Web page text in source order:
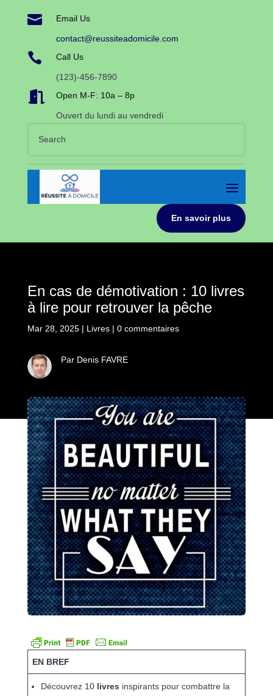
 Email Us
contact@reussiteadomicile.com
 Call Us
(123)-456-7890
 Open M-F: 10a – 8p
Ouvert du lundi au vendredi
En savoir plus
En cas de démotivation : 10 livres
à lire pour retrouver la pêche
Mar 28, 2025| Livres| 0 commentaires
Par Denis FAVRE
EN BREF
Découvrez 10 livres inspirants pour combattre la